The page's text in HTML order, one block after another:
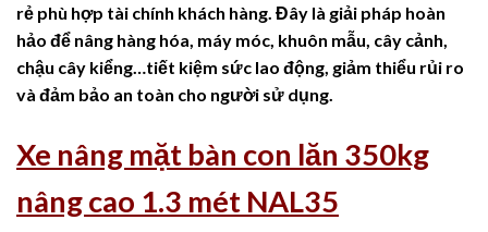
rẻ phù hợp tài chính khách hàng. Đây là giải pháp hoàn
hảo để nâng hàng hóa, máy móc, khuôn mẫu, cây cảnh,
chậu cây kiểng…tiết kiệm sức lao động, giảm thiểu rủi ro
và đảm bảo an toàn cho người sử dụng.
Xe nâng mặt bàn con lăn 350kg
nâng cao 1.3 mét NAL35